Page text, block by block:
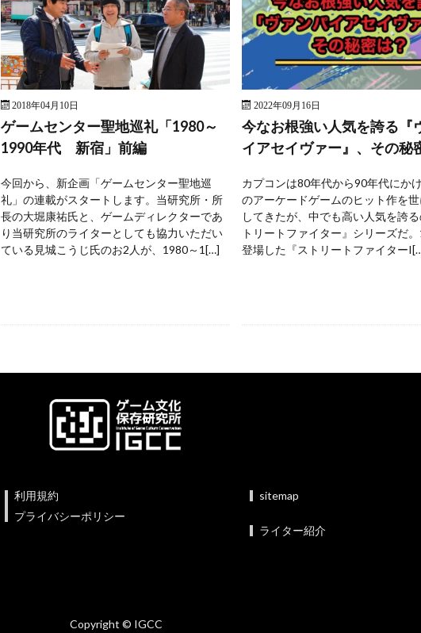
2018年04月10日
ゲームセンター聖地巡礼「1980～
1990年代 新宿」前編
今回から、新企画「ゲームセンター聖地巡
礼」の連載がスタートします。当研究所・所
長の大堀康祐氏と、ゲームディレクターであ
り当研究所のライターとしても協力いただい
ている見城こうじ氏のお2人が、1980～1[…]
2022年09月16日
今なお根強い人気を誇る『
イアセイヴァー』、その秘
カプコンは80年代から90年代にか
のアーケードゲームのヒット作を
してきたが、中でも高い人気を誇
トリートファイター』シリーズだ
登場した『ストリートファイター
利用規約
プライバシーポリシー
sitemap
ライター紹介
Copyright © IGCC